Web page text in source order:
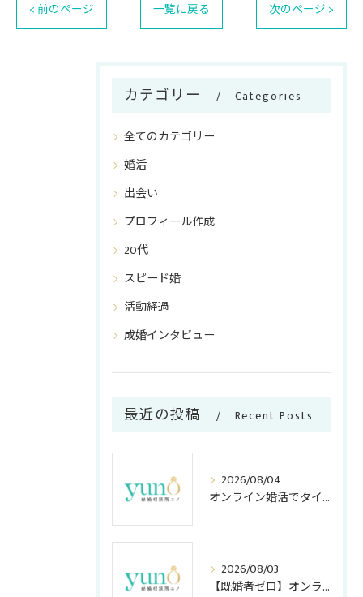
< 前のページ 一覧に戻る 次のページ >
カテゴリー Categories
全てのカテゴリー
婚活
出会い
プロフィール作成
20代
スピード婚
活動経過
成婚インタビュー
最近の投稿 Recent Posts
2026/08/04
オンライン婚活でタイパ重視のメリット
2026/08/03
【既婚者ゼロ】オンライン結婚相談所の「独身証明書」活用法！アプリ・店舗型との安全度＆コスト比較